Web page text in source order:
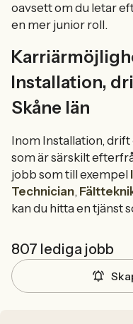
oavsett om du letar
en mer junior roll.
Installation,
Skåne län
Inom Installation,
som är särskilt
jobb som till exempel
Technician,
kan du hitta en tjänst
807 lediga jobb